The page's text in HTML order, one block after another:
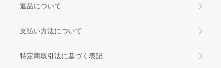
返品について
支払い方法について
特定商取引法に基づく表記